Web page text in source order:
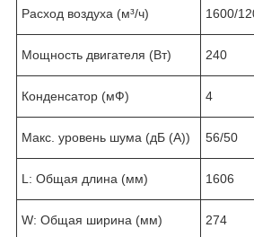
Расход воздуха (м³/ч) 1600/
Мощность двигателя (Вт) 240
Конденсатор (мФ) 4
Макс. уровень шума (дБ (А)) 56/50
L: Общая длина (мм) 1606
W: Общая ширина (мм) 274